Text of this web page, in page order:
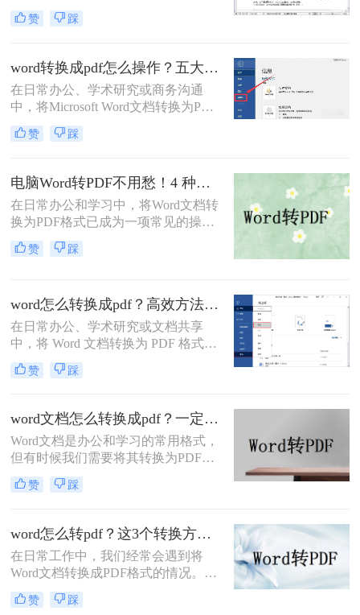
为一项不可或缺的技能。
PDF（Portable Document Format）以
全性高的特点，成为文件归档、传阅
和打印的首选格式。然而，许多用户
仅知其一，不知其二，往往在转换过
程中遇到格式错乱、体积过大或无法
编辑等问题。
赞 踩
word转换成pdf怎么操作？五大方法详解！
在日常办公、学术研究或商务沟通
中，将Microsoft Word文档转换为PDF
格式已成为一项不可或缺的技能。
PDF（Portable Document Format）以
以及安全性，成为文件分发和归档的
首选格式。无论是提交简历、发布报
告还是共享论文，一个高质量的PDF
文件能确保在任何设备上呈现的效果
都与您的初衷一致。尽管Word转PDF
看似简单，但其中却隐藏着许多影响
赞 踩
电脑Word转PDF不用愁！4 种转换方法还能压缩文件体积！
在日常办公和学习中，将Word文档转
换为PDF格式已成为一项常见的操
作。PDF格式以其高度的兼容性、稳
定性和安全性，在文档分享、分发和
Word转换为PDF的方法。
赞 踩
word怎么转换成pdf？高效方法与专业建议！
在日常办公、学术研究或文档共享
中，将 Word 文档转换为 PDF 格式已
成为刚需。PDF 格式的跨平台一致
性、防篡改特性和专业外观使其成为
转换成pdf呢？本文将深入探讨多种高
效转换方法，涵盖不同场景需求，助
您轻松实现完美转换。
赞 踩
word文档怎么转换成pdf？一定要试试这四种方法！
Word文档是办公和学习的常用格式，
但有时候我们需要将其转换为PDF格
式，以确保文档内容的稳定性和可读
性。PDF格式可以保留文档的原始格
查看时都能保持一致性。那么word文
档怎么转换成pdf呢？下面将介绍四种
将Word文档转换成PDF的方法，帮助
您轻松完成转换。
赞 踩
word怎么转pdf？这3个转换方法赶紧收藏起来
在日常工作中，我们经常会遇到将
Word文档转换成PDF格式的情况。
PDF格式不仅可以保留文档的格式和
布局，还可以保证文档在不同设备上
赞 踩